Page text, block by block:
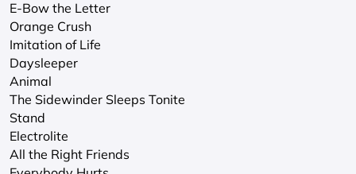
E-Bow the Letter
Orange Crush
Imitation of Life
Daysleeper
Animal
The Sidewinder Sleeps Tonite
Stand
Electrolite
All the Right Friends